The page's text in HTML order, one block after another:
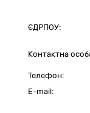
ЄДРПОУ:
Контактна
Телефон:
E-mail: